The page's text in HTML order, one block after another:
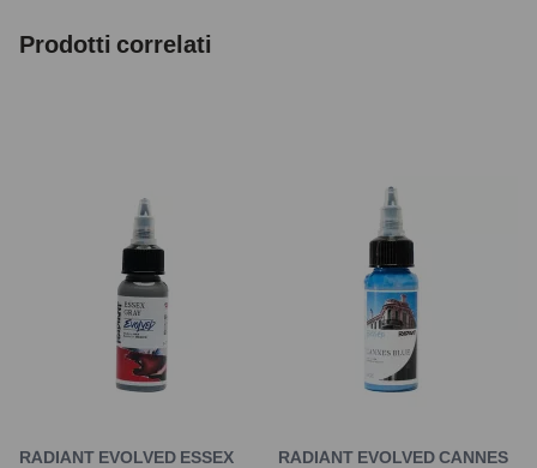
Prodotti correlati
RADIANT EVOLVED ESSEX
RADIANT EVOLVED CANNES